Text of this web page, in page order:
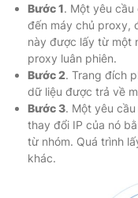
Bước 1. Một yêu
đến máy chủ proxy,
này được lấy từ một
proxy luân phiên.
Bước 2. Trang đích
dữ liệu được trả về
Bước 3. Một yêu
thay đổi IP của nó
từ nhóm. Quá trình
khác.